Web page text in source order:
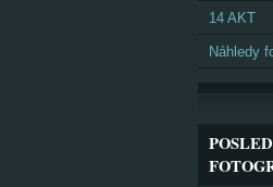
14 AKT
Náhledy